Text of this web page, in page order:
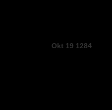
Okt 19 1284